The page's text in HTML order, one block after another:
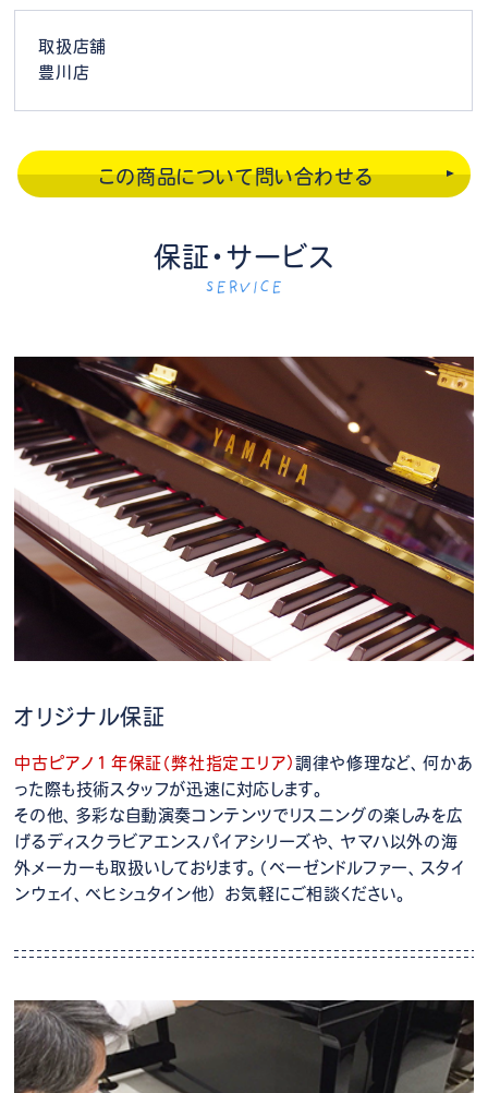
取扱店舗
豊川店
この商品について問い合わせる
保証・サービス
SERVICE
オリジナル保証
中古ピアノ１年保証（弊社指定エリア）調律や修理など、何かあ
った際も技術スタッフが迅速に対応します。
その他、多彩な自動演奏コンテンツでリスニングの楽しみを広
げるディスクラビアエンスパイアシリーズや、ヤマハ以外の海
外メーカーも取扱いしております。（ベーゼンドルファー、スタイ
ンウェイ、ベヒシュタイン他） お気軽にご相談ください。